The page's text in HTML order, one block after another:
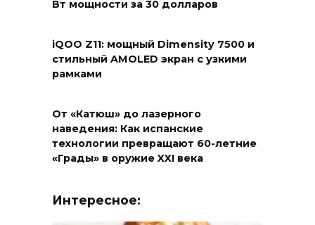
Вт мощности за 30 долларов
iQOO Z11: мощный Dimensity 7500 и
стильный AMOLED экран с узкими
рамками
От «Катюш» до лазерного
наведения: Как испанские
технологии превращают 60-летние
«Грады» в оружие XXI века
Интересное: